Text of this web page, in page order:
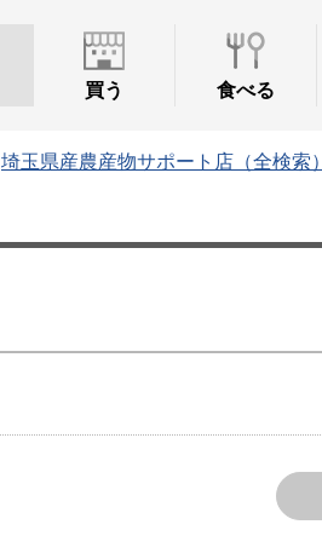
買う 食べる
埼玉県産農産物サポート店（全検索）